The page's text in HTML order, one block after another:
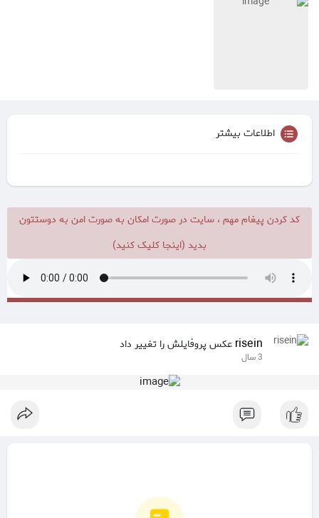
اطلاعات بیشتر
کد کردن پیغام مهم ، سایت در صورت امکان به صورت امن به دوستتون
بدید (اینجا کلیک کنید)
risein عکس پروفایلش را تغییر داد
3 سال